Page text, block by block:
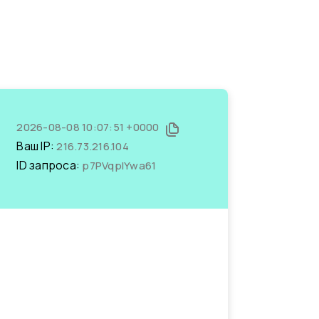
2026-08-08 10:07:51 +0000
Ваш IP:216.73.216.104
ID запроса: p7PVqplYwa61